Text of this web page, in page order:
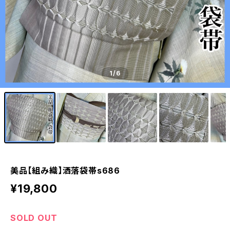
1/6
美品【組み織】洒落袋帯s686
¥19,800
SOLD OUT